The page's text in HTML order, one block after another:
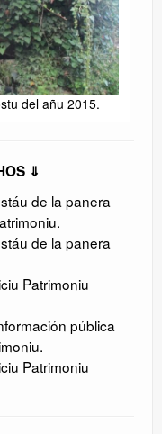
del añu 2015.
⇓
de la panera
de la panera
Patrimoniu
pública
Patrimoniu